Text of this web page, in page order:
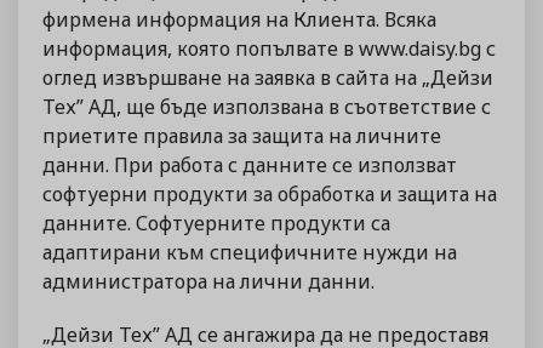
фирмена информация на Клиента. Всяка
информация, която попълвате в www.daisy.bg с
оглед извършване на заявка в сайта на „Дейзи
Тех” АД, ще бъде използвана в съответствие с
приетите правила за защита на личните
данни. При работа с данните се използват
софтуерни продукти за обработка и защита на
данните. Софтуерните продукти са
адаптирани към специфичните нужди на
администратора на лични данни.
„Дейзи Тех” АД се ангажира да не предоставя